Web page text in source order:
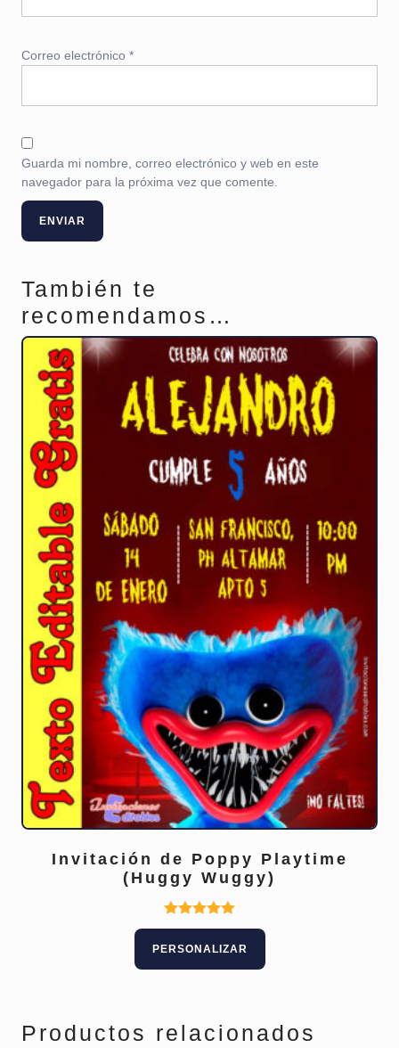
Correo electrónico *
Guarda mi nombre, correo electrónico y web en este
navegador para la próxima vez que comente.
También te
recomendamos…
Invitación de Poppy Playtime
(Huggy Wuggy)
Valorado
5.00
de 5
PERSONALIZAR
tiene
opciones
Productos relacionados